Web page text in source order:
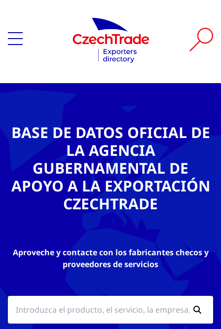
BASE DE DATOS OFICIAL DE
LA AGENCIA
GUBERNAMENTAL DE
APOYO A LA EXPORTACIÓN
CZECHTRADE
Aproveche y contacte con los fabricantes checos y
proveedores de servicios